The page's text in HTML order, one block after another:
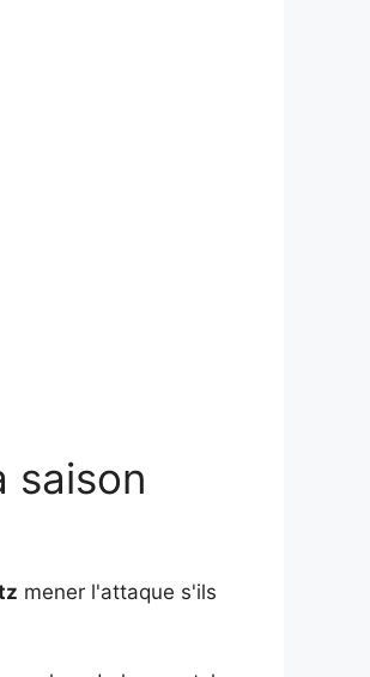
saison
mener l'attaque s'ils